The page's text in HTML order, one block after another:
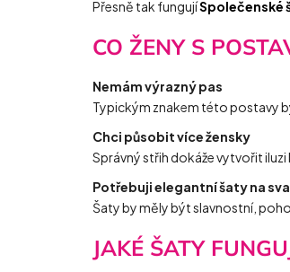
Přesně tak fungujíSpolečenské
CO ŽENY S
Nemám výrazný pas
Typickým znakem této postavy
Chci působit více žensky
Správný střih dokáže vytvořit
Potřebuji elegantní šaty na
Šaty by měly být slavnostní,
JAKÉ ŠATY